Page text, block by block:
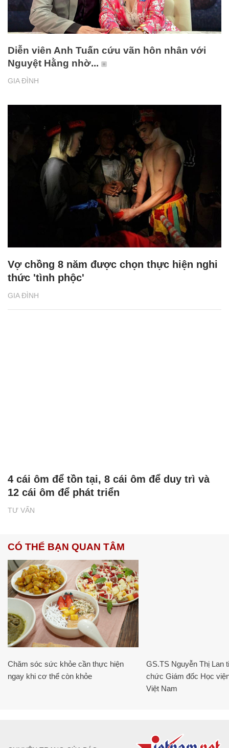
GIA ĐÌNH
Diễn viên Anh Tuấn cứu vãn hôn nhân với
Nguyệt Hằng nhờ...
GIA ĐÌNH
Vợ chồng 8 năm được chọn thực hiện nghi
thức 'tình phộc'
TƯ VẤN
4 cái ôm để tồn tại, 8 cái ôm để duy trì và
12 cái ôm để phát triển
CÓ THỂ BẠN QUAN TÂM
Chăm sóc sức khỏe cần thực hiện
ngay khi cơ thể còn khỏe
GS.TS Nguyễn Thị Lan
chức Giám đốc Học
Việt Nam